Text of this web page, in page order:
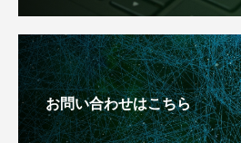
お問い合わせはこちら